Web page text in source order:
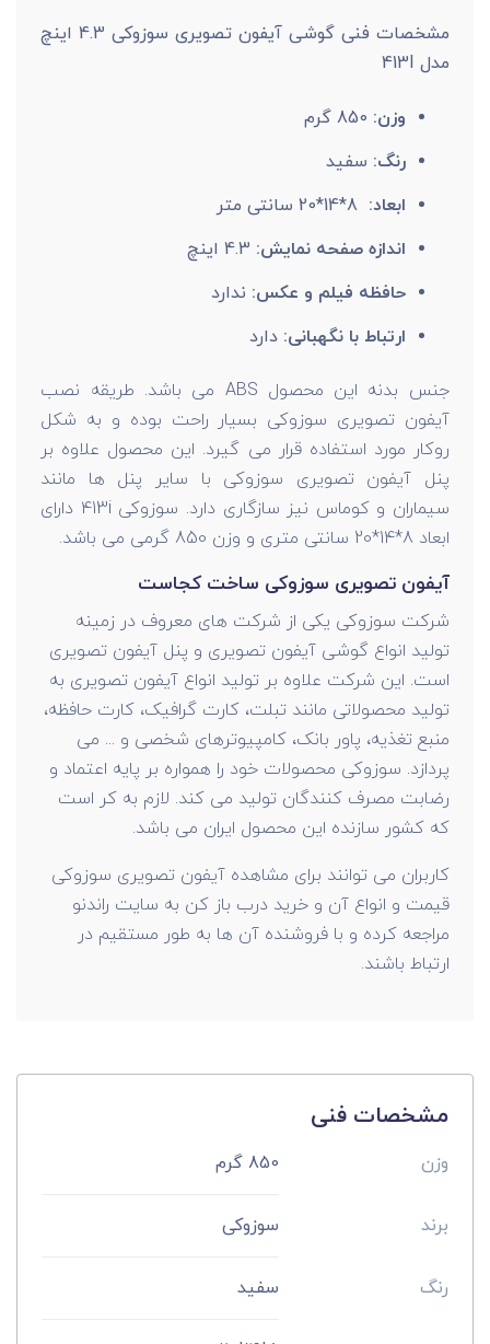
مشخصات فنی گوشی آیفون تصویری سوزوکی 4.3 اینچ
مدل 413I
وزن: 850 گرم
رنگ: سفید
ابعاد: 8*14*20 سانتی متر
اندازه صفحه نمایش: 4.3 اینچ
حافظه فیلم و عکس: ندارد
ارتباط با نگهبانی:دارد
جنس بدنه این محصول ABS می باشد. طریقه نصب
آیفون تصویری سوزوکی بسیار راحت بوده و به شکل
روکار مورد استفاده قرار می گیرد. این محصول علاوه بر
پنل آیفون تصویری سوزوکی با سایر پنل ها مانند
سیماران و کوماس نیز سازگاری دارد. سوزوکی 413i دارای
ابعاد 8*14*20 سانتی متری و وزن 850 گرمی می باشد.
آیفون تصویری سوزوکی ساخت کجاست
شرکت سوزوکی یکی از شرکت های معروف در زمینه
تولید انواع گوشی آیفون تصویری و پنل آیفون تصویری
است. این شرکت علاوه بر تولید انواع آیفون تصویری به
تولید محصولاتی مانند تبلت، کارت گرافیک، کارت حافظه،
منبع تغذیه، پاور بانک، کامپیوترهای شخصی و ... می
پردازد. سوزوکی محصولات خود را همواره بر پایه اعتماد و
رضابت مصرف کنندگان تولید می کند. لازم به کر است
که کشور سازنده این محصول ایران می باشد.
کاربران می توانند برای مشاهده آیفون تصویری سوزوکی
قیمت و انواع آن و خرید درب باز کن به سایت راندنو
مراجعه کرده و با فروشنده آن ها به طور مستقیم در
ارتباط باشند.
مشخصات فنی
وزن 850 گرم
برند سوزوکی
رنگ سفید